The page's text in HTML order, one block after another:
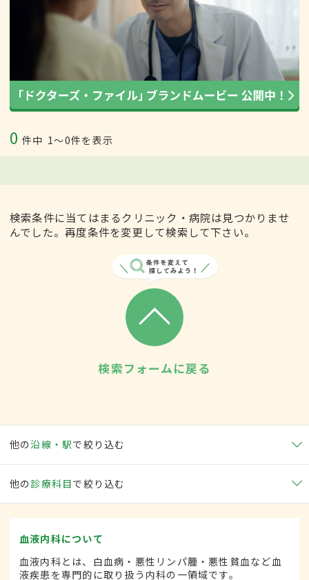
0 件中 1〜0件を表示
検索条件に当てはまるクリニック・病院は見つかりませ
んでした。再度条件を変更して検索して下さい。
検索フォームに戻る
他の沿線・駅で絞り込む
他の 診療科目で絞り込む
血液内科について
血液内科とは、白血病・悪性リンパ腫・悪性貧血など血
液疾患を専門的に取り扱う内科の一領域です。